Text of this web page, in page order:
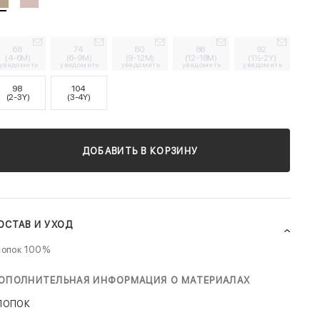
68
(4-6M)
уведомить
74
(6-9M)
уведомить
80
(9-12M)
уведомить
86
(12-18M)
уведомить
92
(1½-2Y)
уведомить
98
(2-3Y)
104
(3-4Y)
ДОБАВИТЬ В КОРЗИНУ
И УХОД
100%
ИНФОРМАЦИЯ О МАТЕРИАЛАХ